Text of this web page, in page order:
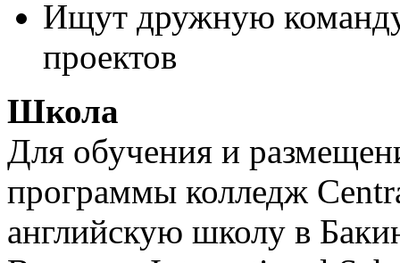
Ищут дружную
проектов
Школа
Для обучения и
программы колледж
английскую школу в